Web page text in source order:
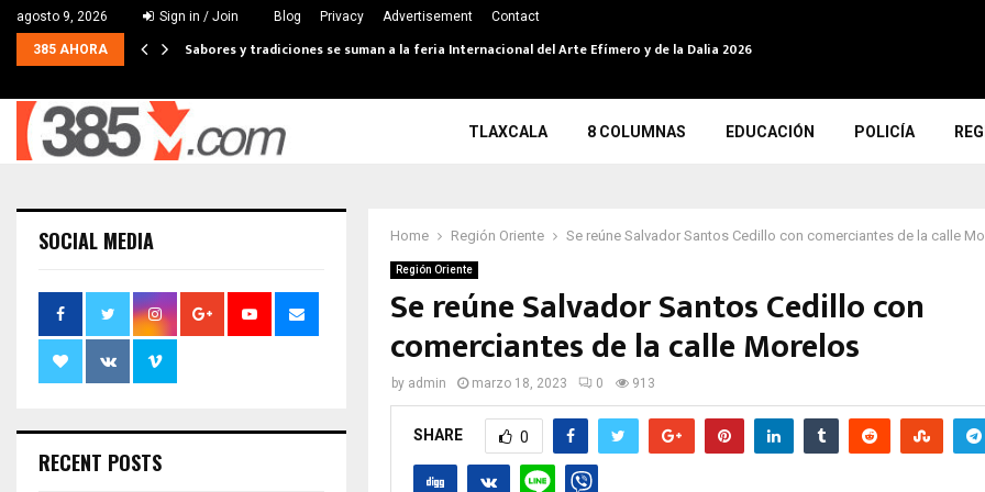
agosto 9, 2026 Sign in / Join Blog Privacy Advertisement Contact
385 AHORA Sabores y tradiciones se suman a la feria Internacional del Arte Efímero y de la Dalia 2026
TLAXCALA 8 COLUMNAS EDUCACIÓN POLICÍA
Home Región Oriente Se reúne Salvador Santos Cedillo con comerciantes de la calle
Región Oriente
Se reúne Salvador Santos Cedillo con
comerciantes de la calle Morelos
by admin marzo 18, 2023 0 913
SHARE 0
SOCIAL MEDIA
RECENT POSTS